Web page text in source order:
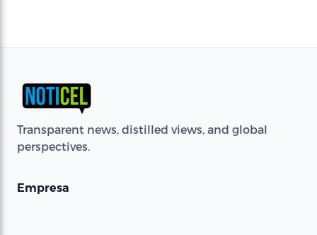
Transparent news, distilled views, and global
perspectives.
Empresa